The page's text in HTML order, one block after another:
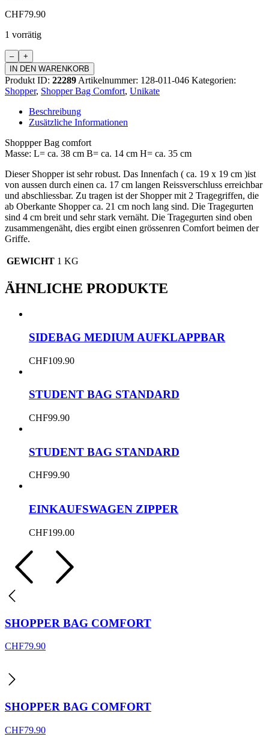
CHF79.90
1 vorrätig
Shopper
Bag
Comfort
Menge
IN DEN WARENKORB
Produkt ID: 22289 Artikelnummer: 128-011-046 Kategorien:
Shopper, Shopper Bag Comfort, Unikate
Beschreibung
Zusätzliche Informationen
Shoppper Bag comfort
Masse: L= ca. 38 cm B= ca. 14 cm H= ca. 35 cm
Dieser Shopper ist sehr robust. Das Innenfach ( ca. 19 x 19 cm )ist
von aussen durch einen ca. 17 cm langen Reissverschluss erreichbar
und abschliessbar. Zu tragen ist der Shopper mit 2 Tragegriffen, die
ab Oberkante Shopper ca. 21 cm noch lang sind. Die Tragegurten
sind 4 cm breit und sehr stark vernäht. Die Tragegurten sind oben
zusammengenäht, dies ergibt einen grössenren Comfort beimen der
Griffe.
GEWICHT 1 KG
ÄHNLICHE PRODUKTE
SIDEBAG MEDIUM AUFKLAPPBAR
CHF109.90
STUDENT BAG STANDARD
CHF99.90
STUDENT BAG STANDARD
CHF99.90
EINKAUFSWAGEN ZIPPER
CHF199.00
SHOPPER BAG COMFORT
CHF79.90
SHOPPER BAG COMFORT
CHF79.90